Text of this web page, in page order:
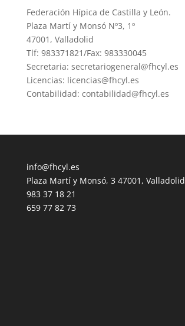
Federación Hípica de Castilla y León.
Plaza Martí y Monsó Nº3, 1º
47001, Valladolid
Tlf: 983371821/Fax: 983330045
Secretaria: secretariogeneral@fhcyl.es
Licencias: licencias@fhcyl.es
Contabilidad: contabilidad@fhcyl.es
info@fhcyl.es
Plaza Martí y Monsó, 3 47001, Valladolid
983 37 18 21
659 77 82 73